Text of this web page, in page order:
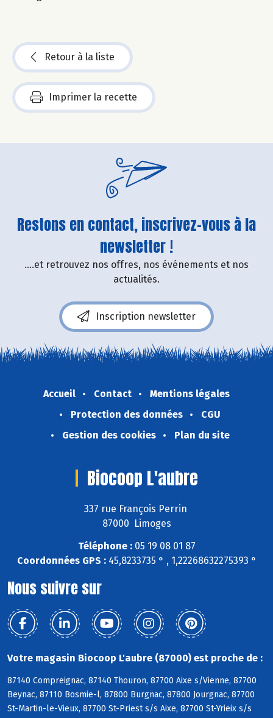
Retour à la liste
Imprimer la recette
Restons en contact, inscrivez-vous à la
newsletter !
....et retrouvez nos offres, nos événements et nos
actualités.
Inscription newsletter
Accueil Contact
Mentions légales
Protection des données
CGU
Gestion des cookies
Plan du site
Biocoop L'aubre
337 rue François Perrin
87000 Limoges
Téléphone :05 19 08 01 87
Coordonnées GPS :45,8233735 ° , 1,22268632275393 °
Nous suivre sur
Votre magasin Biocoop L'aubre (87000) est proche de :
87140 Compreignac, 87140 Thouron, 87700 Aixe s/Vienne, 87700
Beynac, 87110 Bosmie-l, 87800 Burgnac, 87800 Jourgnac, 87700
St-Martin-le-Vieux, 87700 St-Priest s/s Aixe, 87700 St-Yrieix s/s